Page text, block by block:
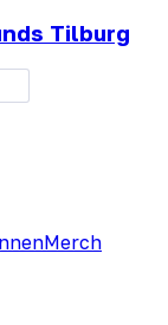
Tilburg
Merch